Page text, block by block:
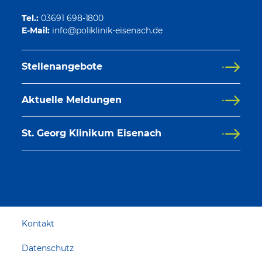
Tel.: 03691 698-1800
E-Mail:
Stellenangebote
Aktuelle Meldungen
St. Georg Klinikum Eisenach
Kontakt
Datenschutz